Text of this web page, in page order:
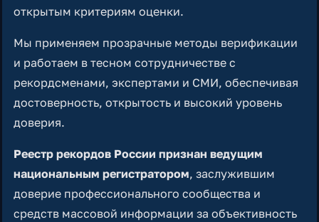
открытым критериям оценки.
Мы применяем прозрачные методы верификации
и работаем в тесном сотрудничестве с
рекордсменами, экспертами и СМИ, обеспечивая
достоверность, открытость и высокий уровень
доверия.
Реестр рекордов России признан ведущим
национальным регистратором, заслужившим
доверие профессионального сообщества и
средств массовой информации за объективность